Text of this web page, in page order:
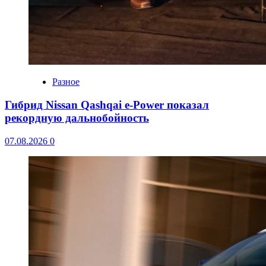
Разное
Гибрид Nissan Qashqai e-Power показал
рекордную дальнобойность
07.08.2026 0